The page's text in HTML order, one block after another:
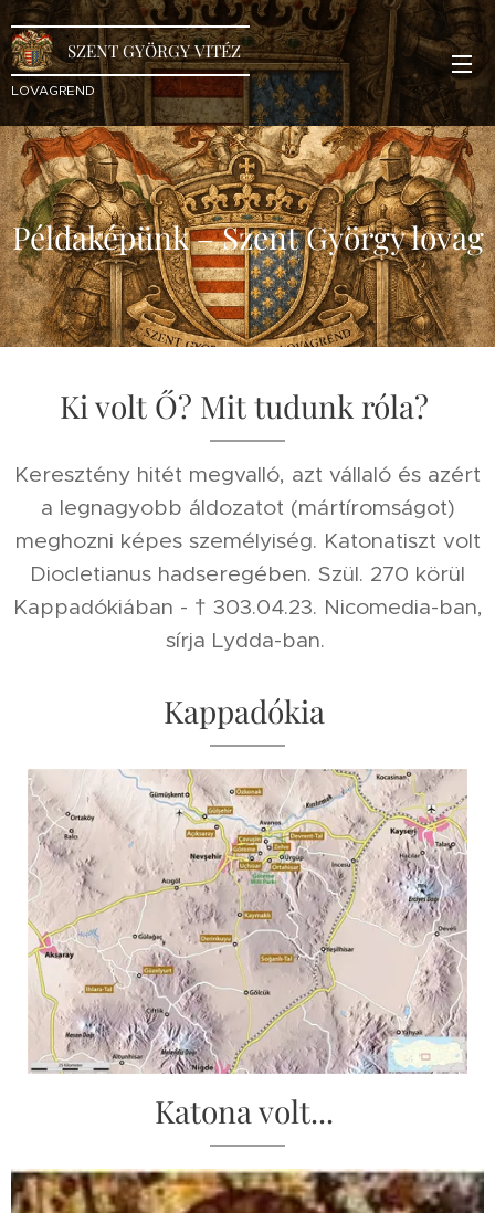
SZENT GYÖRGY VITÉZ
LOVAGREND
Példaképünk – Szent György lovag
Ki volt Ő? Mit tudunk róla?
Keresztény hitét megvalló, azt vállaló és azért
a legnagyobb áldozatot (mártíromságot)
meghozni képes személyiség. Katonatiszt volt
Diocletianus hadseregében. Szül. 270 körül
Kappadókiában - † 303.04.23. Nicomedia-ban,
sírja Lydda-ban.
Kappadókia
Katona volt...